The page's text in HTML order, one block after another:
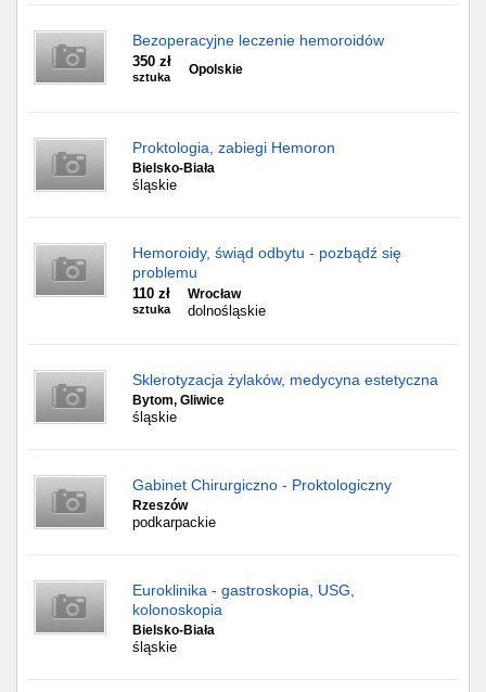
Bezoperacyjne leczenie hemoroidów
350 zł
sztuka
Opolskie
Proktologia, zabiegi Hemoron
Bielsko-Biała
śląskie
Hemoroidy, świąd odbytu - pozbądź się
problemu
110 zł
sztuka
Wrocław
dolnośląskie
Sklerotyzacja żylaków, medycyna estetyczna
Bytom, Gliwice
śląskie
Gabinet Chirurgiczno - Proktologiczny
Rzeszów
podkarpackie
Euroklinika - gastroskopia, USG,
kolonoskopia
Bielsko-Biała
śląskie